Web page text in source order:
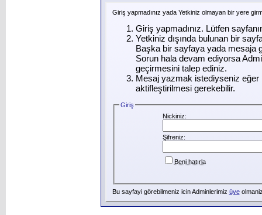
Giriş yapmadınız yada Yetkiniz olmayan bir yere
Giriş yapmadınız. Lütfen
Yetkiniz dışında bulunan bir
Başka bir sayfaya yada mesaja
Sorun hala devam ediyorsa
geçirmesini talep ediniz.
Mesaj yazmak istediyseniz eğer
aktifleştirilmesi gerekebilir.
Giriş
Nickiniz:
Şifreniz:
Beni hatırla
Bu sayfayi görebilmeniz icin Adminlerimiz üye